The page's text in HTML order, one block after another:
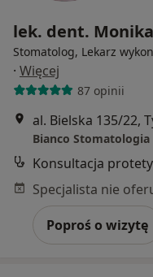
lek. dent.
Stomatolog, Lekarz
· Więcej
87 opinii
al. Bielska 135/22,
Bianco Stomatologia
Konsultacja
Poproś o wizytę